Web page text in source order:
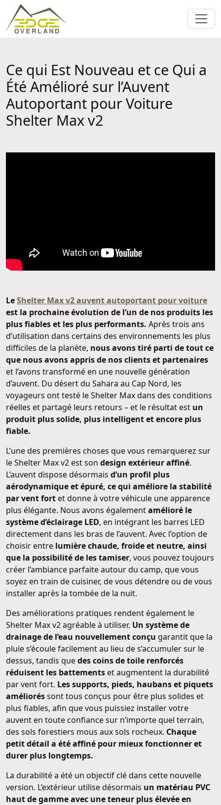
Ce qui Est Nouveau et ce Qui a
Été Amélioré sur l’Auvent
Autoportant pour Voiture
Shelter Max v2
LeShelter Max v2 auvent autoportant pour voiture
est la prochaine évolution de l’un de nos produits les
plus fiables et les plus performants. Après trois ans
d’utilisation dans certains des environnements les plus
difficiles de la planète, nous avons tiré parti de tout ce
que nous avons appris de nos clients et partenaires
et l’avons transformé en une nouvelle génération
d’auvent. Du désert du Sahara au Cap Nord, les
voyageurs ont testé le Shelter Max dans des conditions
réelles et partagé leurs retours – et le résultat est un
produit plus solide, plus intelligent et encore plus
fiable.
L’une des premières choses que vous remarquerez sur
le Shelter Max v2 est son design extérieur affiné.
L’auvent dispose désormais d’un profil plus
aérodynamique et épuré, ce qui améliore la stabilité
par vent fortet donne à votre véhicule une apparence
plus élégante. Nous avons égalementamélioré le
système d’éclairage LED, en intégrant les barres LED
directement dans les bras de l’auvent. Avec l’option de
choisir entre lumière chaude, froide et neutre, ainsi
que la possibilité de les tamiser, vous pouvez toujours
créer l’ambiance parfaite autour du camp, que vous
soyez en train de cuisiner, de vous détendre ou de vous
installer après la tombée de la nuit.
Des améliorations pratiques rendent également le
Shelter Max v2 agréable à utiliser. Un système de
drainage de l’eau nouvellement conçu garantit que la
pluie s’écoule facilement au lieu de s’accumuler sur le
dessus, tandis quedes coins de toile renforcés
réduisent les battementset augmentent la durabilité
par vent fort. Les supports, pieds, haubans et piquets
amélioréssont tous conçus pour être plus solides et
plus fiables, afin que vous puissiez installer votre
auvent en toute confiance sur n’importe quel terrain,
des sols forestiers mous aux sols rocheux. Chaque
petit détail a été affiné pour mieux fonctionner et
durer plus longtemps.
La durabilité a été un objectif clé dans cette nouvelle
version. L’extérieur utilise désormais un matériau PVC
haut de gamme avec une teneur plus élevée en